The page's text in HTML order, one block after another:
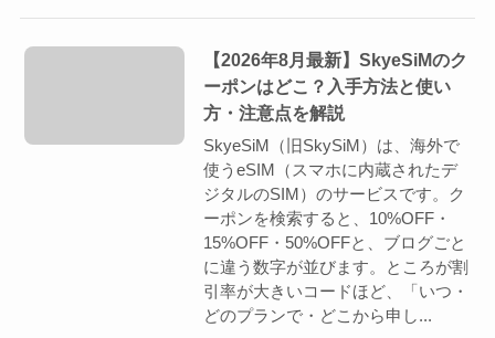
【2026年8月最新】SkyeSiMのク
ーポンはどこ？入手方法と使い
方・注意点を解説
SkyeSiM（旧SkySiM）は、海外で
使うeSIM（スマホに内蔵されたデ
ジタルのSIM）のサービスです。ク
ーポンを検索すると、10%OFF・
15%OFF・50%OFFと、ブログごと
に違う数字が並びます。ところが割
引率が大きいコードほど、「いつ・
どのプランで・どこから申し...